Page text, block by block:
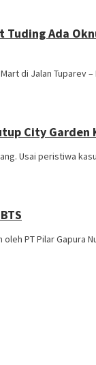
Ada
Mart di Jalan Tuparev
City Garden
Usai peristiwa
oleh PT Pilar Gapura